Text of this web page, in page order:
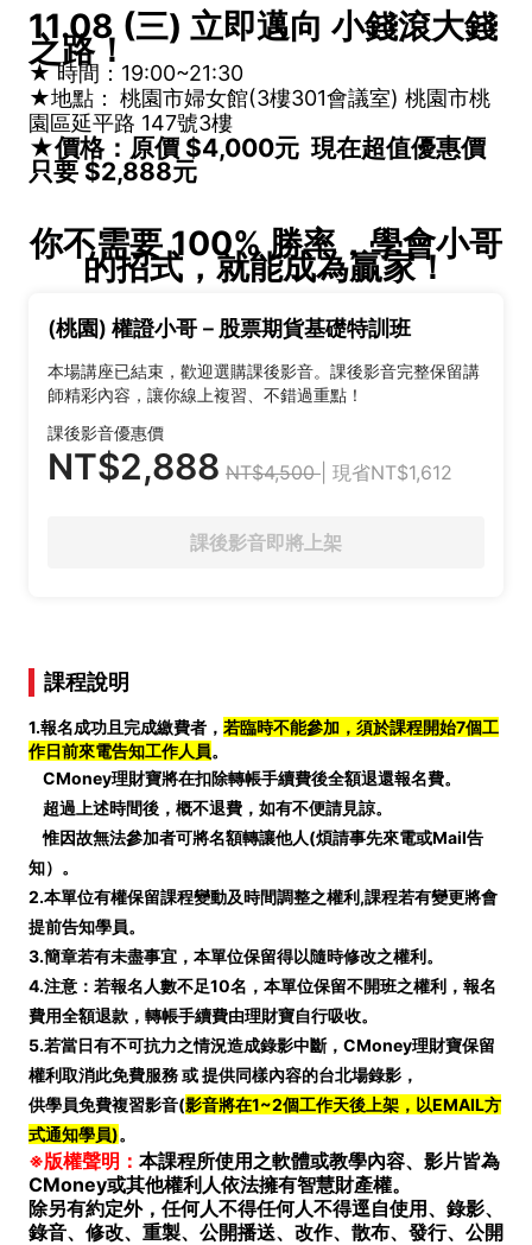
11.08 (三) 立即邁向 小錢滾大錢
之路！
★ 時間：19:00~21:30
★地點： 桃園市婦女館(3樓301會議室) 桃園市桃
園區延平路 147號3樓
★價格：原價 $4,000元 現在超值優惠價
只要 $2,888元
你不需要 100% 勝率，學會小哥
的招式，就能成為贏家！
(桃園) 權證小哥－股票期貨基礎特訓班
本場講座已結束，歡迎選購課後影音。課後影音完整保留講
師精彩內容，讓你線上複習、不錯過重點！
課後影音優惠價
NT$2,888 NT$4,500 | 現省NT$1,612
課後影音即將上架
課程說明
1.報名成功且完成繳費者， 若臨時不能參加，須於課程開始7個工
作日前來電告知工作人員。
CMoney理財寶將在扣除轉帳手續費後全額退還報名費。
超過上述時間後，概不退費，如有不便請見諒。
惟因故無法參加者可將名額轉讓他人(煩請事先來電或Mail告
知）。
2.本單位有權保留課程變動及時間調整之權利,課程若有變更將會
提前告知學員。
3.簡章若有未盡事宜，本單位保留得以隨時修改之權利。
4.注意：若報名人數不足10名，本單位保留不開班之權利，報名
費用全額退款，轉帳手續費由理財寶自行吸收。
5.若當日有不可抗力之情況造成錄影中斷，CMoney理財寶保留
權利取消此免費服務 或 提供同樣內容的台北場錄影，
供學員免費複習影音(影音將在1~2個工作天後上架，以EMAIL方
式通知學員)。
※版權聲明： 本課程所使用之軟體或教學內容、影片皆為
CMoney或其他權利人依法擁有智慧財產權。
除另有約定外，任何人不得任何人不得逕自使用、錄影、
錄音、修改、重製、公開播送、改作、散布、發行、公開